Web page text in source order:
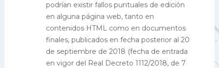
podrían existir fallos puntuales de edición
en alguna página web, tanto en
contenidos HTML como en documentos
finales, publicados en fecha posterior al 20
de septiembre de 2018 (fecha de entrada
en vigor del Real Decreto 1112/2018, de 7